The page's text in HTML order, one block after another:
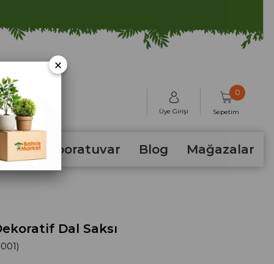
Üye Girişi Sepetim
0
Laboratuvar Blog Mağazalar
Dal Saksı
×